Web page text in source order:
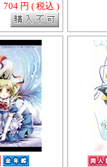
・・
704 円 ( 税込 )